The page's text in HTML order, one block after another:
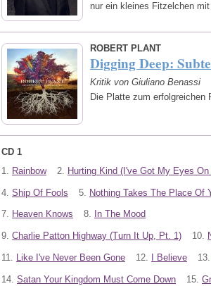
nur ein kleines Fitzelchen
ROBERT PLANT
Digging Deep:
Kritik von Giuliano Benassi
Die Platte zum erfolgreichen
CD 1
1. Rainbow 2. Hurting Kind (I've Got My Eyes On
4. Ship Of Fools 5. Nothing Takes The Place Of
7. Heaven Knows 8. In The Mood
9. Charlie Patton Highway (Turn It Up, Pt. 1) 10.
11. Like I've Never Been Gone 12. I Believe 13.
14. Satan Your Kingdom Must Come Down 15.